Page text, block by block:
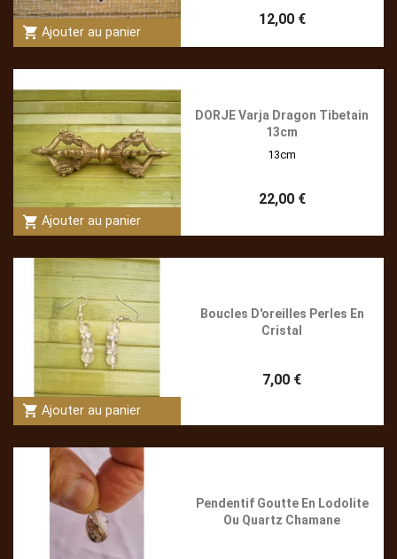
shopping_cart Ajouter au panier
12,00 €
shopping_cart Ajouter au panier
DORJE Varja Dragon Tibetain
13cm
13cm
22,00 €
shopping_cart Ajouter au panier
Boucles D'oreilles Perles En
Cristal
7,00 €
Pendentif Goutte En Lodolite
Ou Quartz Chamane